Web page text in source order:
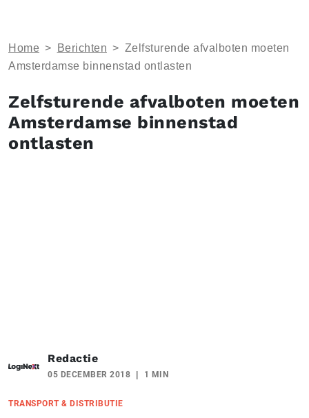
Home > Berichten > Zelfsturende afvalboten moeten
Amsterdamse binnenstad ontlasten
Zelfsturende afvalboten moeten
Amsterdamse binnenstad
ontlasten
Redactie
05 DECEMBER 2018 1 MIN
TRANSPORT & DISTRIBUTIE